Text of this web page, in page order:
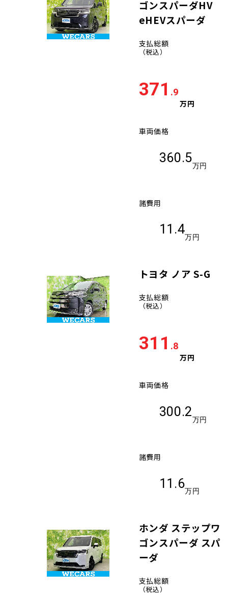
ゴンスパーダHV
eHEVスパーダ
支払総額
（税込）
371 .9
万円
車両価格
360.5
万円
諸費用
11.4
万円
トヨタ ノア S-G
支払総額
（税込）
311 .8
万円
車両価格
300.2
万円
諸費用
11.6
万円
ホンダ ステップワ
ゴンスパーダ スパ
ーダ
支払総額
（税込）